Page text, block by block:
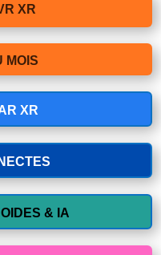
XR
MOIS
XR
& IA